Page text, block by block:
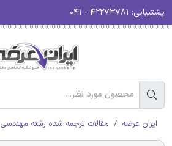
پشتیبانی:
ایران عرضه مقالات ترجمه شده رشته